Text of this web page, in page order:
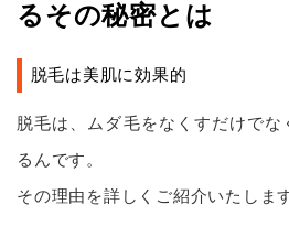
るその秘密とは
脱毛は美肌に効果的
脱毛は、ムダ毛をなくすだけで
るんです。
その理由を詳しくご紹介いたしま